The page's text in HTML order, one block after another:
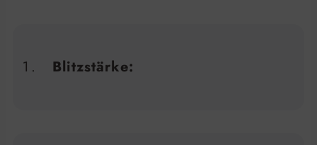
Blitzstärke: